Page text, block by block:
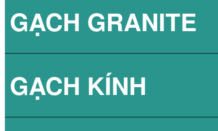
GẠCH 3D BÊ
GẠCH GRANITE
GẠCH KÍNH